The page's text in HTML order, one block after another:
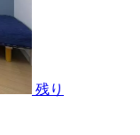
残り